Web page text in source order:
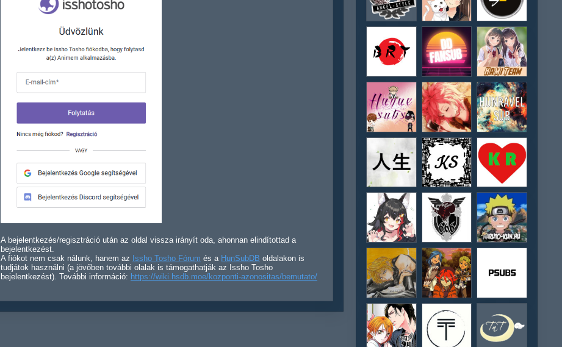
A bejelentkezés/regisztráció után az oldal vissza irányít oda, ahonnan elindítottad a
bejelentkezést.
A fiókot nem csak nálunk, hanem az Issho Tosho Fórum és a HunSubDB oldalakon is
tudjátok használni (a jövőben további olalak is támogathatják az Issho Tosho
bejelentkezést). További információ: https://wiki.hsdb.moe/kozponti-azonositas/bemutato/